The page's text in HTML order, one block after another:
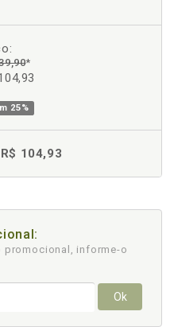
*
25%
R$ 104,93
informe-o
Ok